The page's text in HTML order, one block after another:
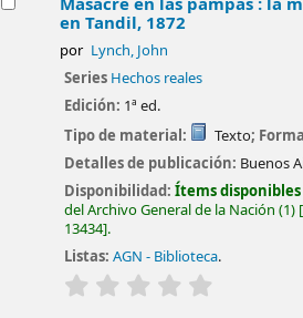
en Tandil, 1872
por Lynch, John
Series Hechos reales
Edición: 1ª ed.
Tipo de material:
Texto;
Detalles de publicación: Buenos
Disponibilidad:Ítems
del Archivo General de la Nación (1)
13434 .
Listas: AGN - Biblioteca.
valoración